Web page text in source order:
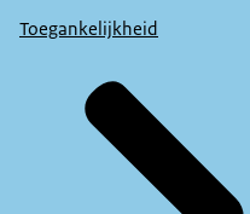
Toegankelijkheid